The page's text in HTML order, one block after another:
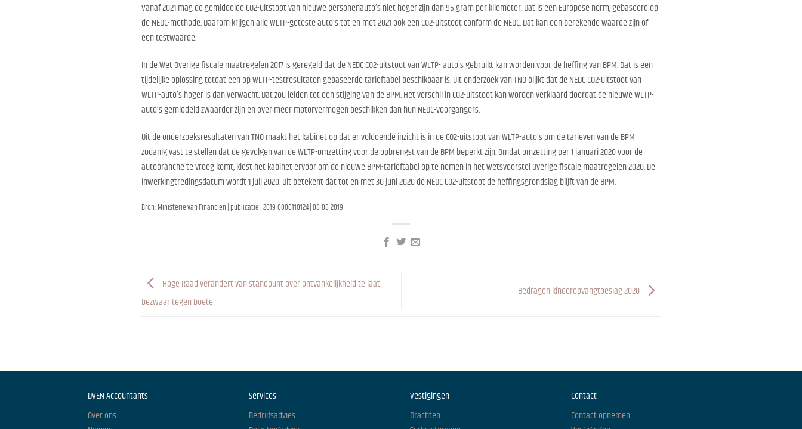
Vanaf 2021 mag de gemiddelde CO2-uitstoot van nieuwe personenauto’s niet hoger zijn dan 95 gram per kilometer. Dat is een Europese norm, gebaseerd op
de NEDC-methode. Daarom krijgen alle WLTP-geteste auto’s tot en met 2021 ook een CO2-uitstoot conform de NEDC. Dat kan een berekende waarde zijn of
een testwaarde.
In de Wet Overige fiscale maatregelen 2017 is geregeld dat de NEDC CO2-uitstoot van WLTP- auto’s gebruikt kan worden voor de heffing van BPM. Dat is een
tijdelijke oplossing totdat een op WLTP-testresultaten gebaseerde tarieftabel beschikbaar is. Uit onderzoek van TNO blijkt dat de NEDC CO2-uitstoot van
WLTP-auto’s hoger is dan verwacht. Dat zou leiden tot een stijging van de BPM. Het verschil in CO2-uitstoot kan worden verklaard doordat de nieuwe WLTP-
auto’s gemiddeld zwaarder zijn en over meer motorvermogen beschikken dan hun NEDC-voorgangers.
Uit de onderzoeksresultaten van TNO maakt het kabinet op dat er voldoende inzicht is in de CO2-uitstoot van WLTP-auto’s om de tarieven van de BPM
zodanig vast te stellen dat de gevolgen van de WLTP-omzetting voor de opbrengst van de BPM beperkt zijn. Omdat omzetting per 1 januari 2020 voor de
autobranche te vroeg komt, kiest het kabinet ervoor om de nieuwe BPM-tarieftabel op te nemen in het wetsvoorstel Overige fiscale maatregelen 2020. De
inwerkingtredingsdatum wordt 1 juli 2020. Dit betekent dat tot en met 30 juni 2020 de NEDC CO2-uitstoot de heffingsgrondslag blijft van de BPM.
Bron: Ministerie van Financiën | publicatie | 2019-0000110124 | 08-08-2019
Hoge Raad verandert van standpunt over ontvankelijkheid te laat
bezwaar tegen boete
Bedragen kinderopvangtoeslag 2020
DVEN Accountants
Over ons
Services
Bedrijfsadvies
Vestigingen
Drachten
Contact
Contact opnemen